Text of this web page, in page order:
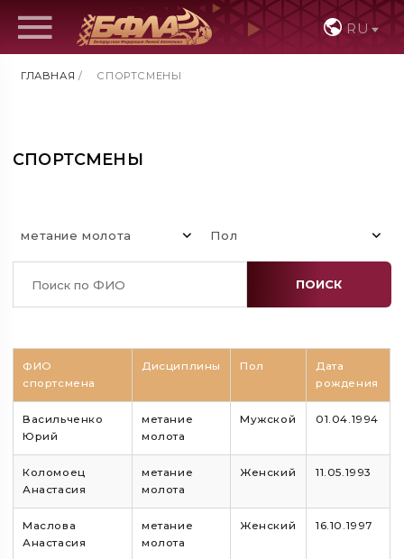
RU
ГЛАВНАЯ / СПОРТСМЕНЫ
СПОРТСМЕНЫ
метание молота Пол
ПОИСК
ФИО
спортсмена
Дисциплины Пол
Дата
рождения
Васильченко
Юрий
метание
молота
Мужской 01.04.1994
Коломоец
Анастасия
метание
молота
Женский 11.05.1993
Маслова
Анастасия
метание
молота
Женский 16.10.1997